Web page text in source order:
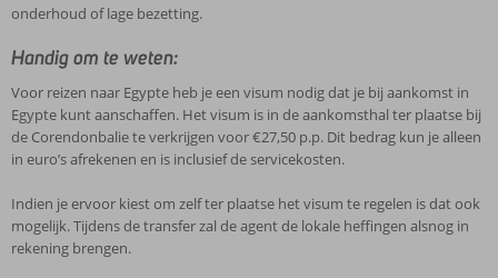
onderhoud of lage bezetting.
Handig om te weten:
Voor reizen naar Egypte heb je een visum nodig dat je bij aankomst in
Egypte kunt aanschaffen. Het visum is in de aankomsthal ter plaatse bij
de Corendonbalie te verkrijgen voor €27,50 p.p. Dit bedrag kun je alleen
in euro’s afrekenen en is inclusief de servicekosten.
Indien je ervoor kiest om zelf ter plaatse het visum te regelen is dat ook
mogelijk. Tijdens de transfer zal de agent de lokale heffingen alsnog in
rekening brengen.